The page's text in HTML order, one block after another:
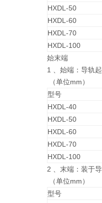
HXDL-50
HXDL-60
HXDL-70
HXDL-100
始末端
1 、始端：导轨
（单位mm）
型号
HXDL-40
HXDL-50
HXDL-60
HXDL-70
HXDL-100
2 、末端：装于
（单位mm）
型号